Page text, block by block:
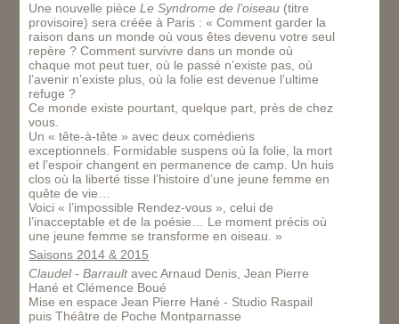
Une nouvelle pièceLe Syndrome de l’oiseau (titre
provisoire) sera créée à Paris : « Comment garder la
raison dans un monde où vous êtes devenu votre seul
repère ? Comment survivre dans un monde où
chaque mot peut tuer, où le passé n’existe pas, où
l’avenir n’existe plus, où la folie est devenue l’ultime
refuge ?
Ce monde existe pourtant, quelque part, près de chez
vous.
Un « tête-à-tête » avec deux comédiens
exceptionnels. Formidable suspens où la folie, la mort
et l’espoir changent en permanence de camp. Un huis
clos où la liberté tisse l’histoire d’une jeune femme en
quête de vie…
Voici « l’impossible Rendez-vous », celui de
l’inacceptable et de la poésie… Le moment précis où
une jeune femme se transforme en oiseau. »
Saisons 2014 & 2015
Claudel - Barraultavec Arnaud Denis, Jean Pierre
Hané et Clémence Boué
Mise en espace Jean Pierre Hané - Studio Raspail
puis Théâtre de Poche Montparnasse